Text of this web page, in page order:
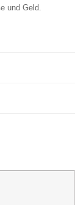
und Geld.